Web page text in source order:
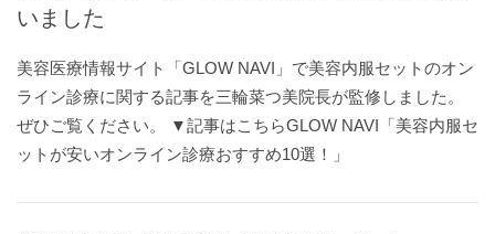
いました
美容医療情報サイト「GLOW NAVI」で美容内服セットのオン
ライン診療に関する記事を三輪菜つ美院長が監修しました。
ぜひご覧ください。 ▼記事はこちらGLOW NAVI「美容内服セ
ットが安いオンライン診療おすすめ10選！」